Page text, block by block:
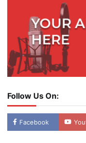
Follow Us On:
Facebook